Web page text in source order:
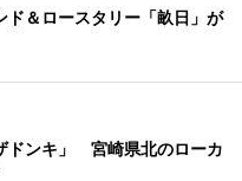
ド＆ロースタリー「畝日」が
ドンキ」 宮崎県北のローカ